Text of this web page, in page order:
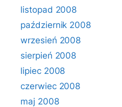
listopad 2008
październik 2008
wrzesień 2008
sierpień 2008
lipiec 2008
czerwiec 2008
maj 2008